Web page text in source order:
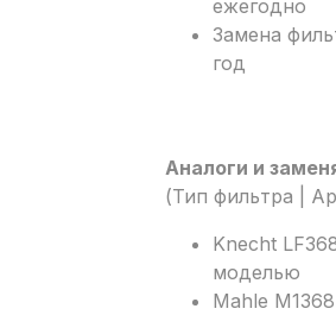
ежегодно
Замена
год
Аналоги и
(Тип фильтра |
Knecht
моделью
Mahle